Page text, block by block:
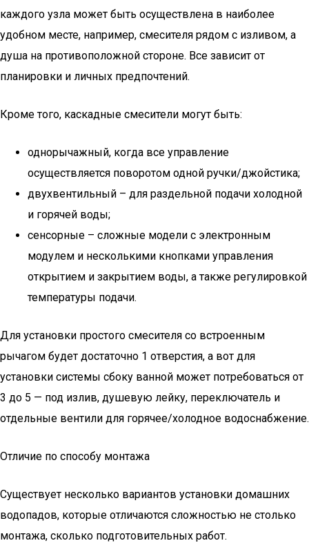
каждого узла может быть осуществлена ​​в наиболее
удобном месте, например, смесителя рядом с изливом, а
душа на противоположной стороне. Все зависит от
планировки и личных предпочтений.
Кроме того, каскадные смесители могут быть:
однорычажный, когда все управление
осуществляется поворотом одной ручки/джойстика;
двухвентильный – для раздельной подачи холодной
и горячей воды;
сенсорные – сложные модели с электронным
модулем и несколькими кнопками управления
открытием и закрытием воды, а также регулировкой
температуры подачи.
Для установки простого смесителя со встроенным
рычагом будет достаточно 1 отверстия, а вот для
установки системы сбоку ванной может потребоваться от
3 до 5 — под излив, душевую лейку, переключатель и
отдельные вентили для горячее/холодное водоснабжение.
Отличие по способу монтажа
Существует несколько вариантов установки домашних
водопадов, которые отличаются сложностью не столько
монтажа, сколько подготовительных работ.